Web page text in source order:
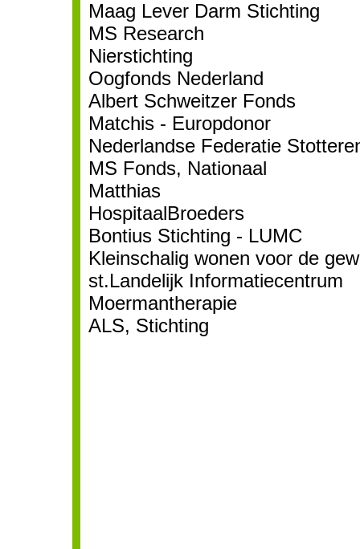
Maag Lever Darm Stichting
MS Research
Nierstichting
Oogfonds Nederland
Albert Schweitzer Fonds
Matchis - Europdonor
Nederlandse Federatie
MS Fonds, Nationaal
Matthias
HospitaalBroeders
Bontius Stichting - LUMC
Kleinschalig wonen voor de
st.Landelijk Informatiecentrum
Moermantherapie
ALS, Stichting